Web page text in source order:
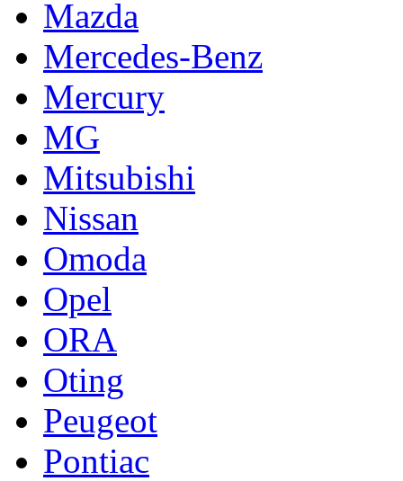
Mazda
Mercedes-Benz
Mercury
MG
Mitsubishi
Nissan
Omoda
Opel
ORA
Oting
Peugeot
Pontiac